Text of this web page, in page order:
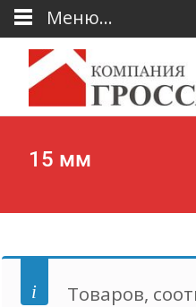
15 мм
Товаров,
Меню...